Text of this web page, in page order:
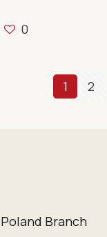
0
1 2
Poland Branch